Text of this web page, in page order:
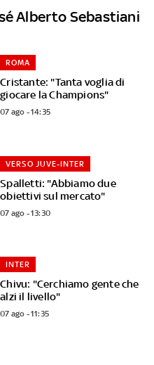
Alberto Sebastiani
Cristante: "Tanta voglia di
giocare la Champions"
ROMA
07 ago - 14:35
Spalletti: "Abbiamo due
obiettivi sul mercato"
VERSO JUVE-INTER
07 ago - 13:30
Chivu: "Cerchiamo gente che
alzi il livello"
INTER
07 ago - 11:35